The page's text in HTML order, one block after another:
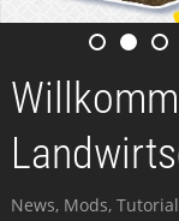
News, Mods,